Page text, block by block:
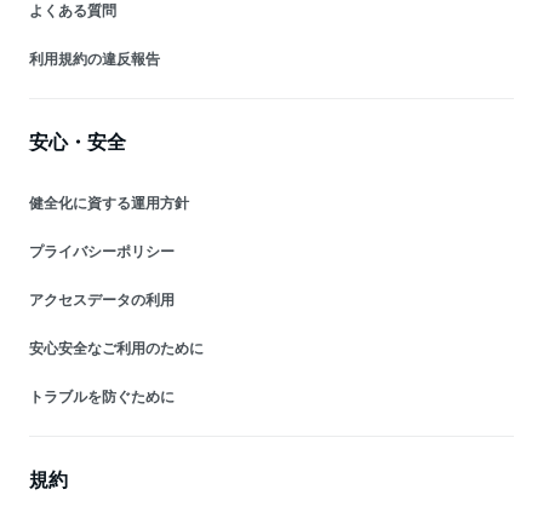
よくある質問
利用規約の違反報告
安心・安全
健全化に資する運用方針
プライバシーポリシー
アクセスデータの利用
安心安全なご利用のために
トラブルを防ぐために
規約